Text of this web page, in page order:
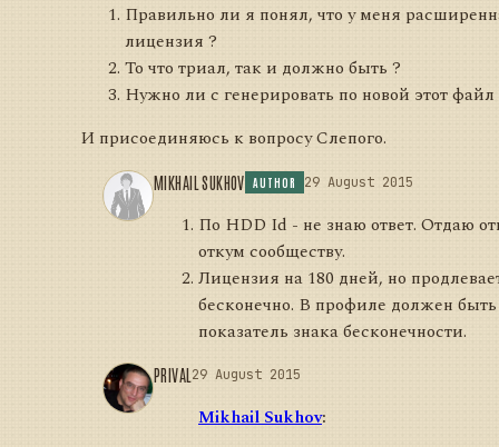
Правильно ли я понял, что у меня
лицензия ?
То что триал, так и должно быть ?
Нужно ли с генерировать по новой этот файл
И присоединяюсь к вопросу Слепого.
MIKHAIL SUKHOV AUTHOR 29 August 2015
По HDD Id - не знаю ответ. Отдаю
откум сообществу.
Лицензия на 180 дней, но
бесконечно. В профиле должен быть
показатель знака бесконечности.
PRIVAL 29 August 2015
Mikhail Sukhov: